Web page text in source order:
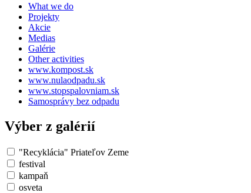
What we do
Projekty
Akcie
Medias
Galérie
Other activities
www.kompost.sk
www.nulaodpadu.sk
www.stopspalovniam.sk
Samosprávy bez odpadu
Výber z galérií
"Recyklácia" Priateľov Zeme
festival
kampaň
osveta